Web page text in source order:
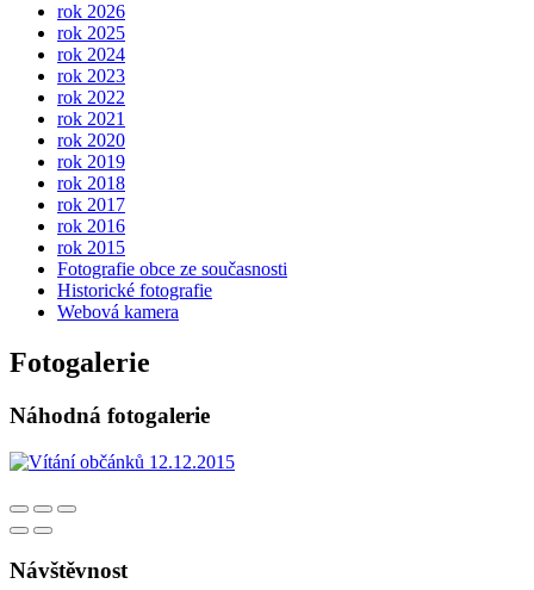
rok 2026
rok 2025
rok 2024
rok 2023
rok 2022
rok 2021
rok 2020
rok 2019
rok 2018
rok 2017
rok 2016
rok 2015
Fotografie obce ze současnosti
Historické fotografie
Webová kamera
Fotogalerie
Náhodná fotogalerie
Návštěvnost